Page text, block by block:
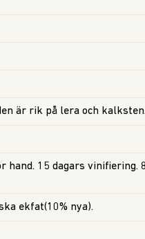
är rik på lera och
hand. 15 dagars vinifiering.
ekfat(10% nya).